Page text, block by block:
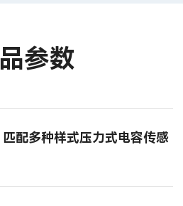
参数
配多种样式压力式电容传感